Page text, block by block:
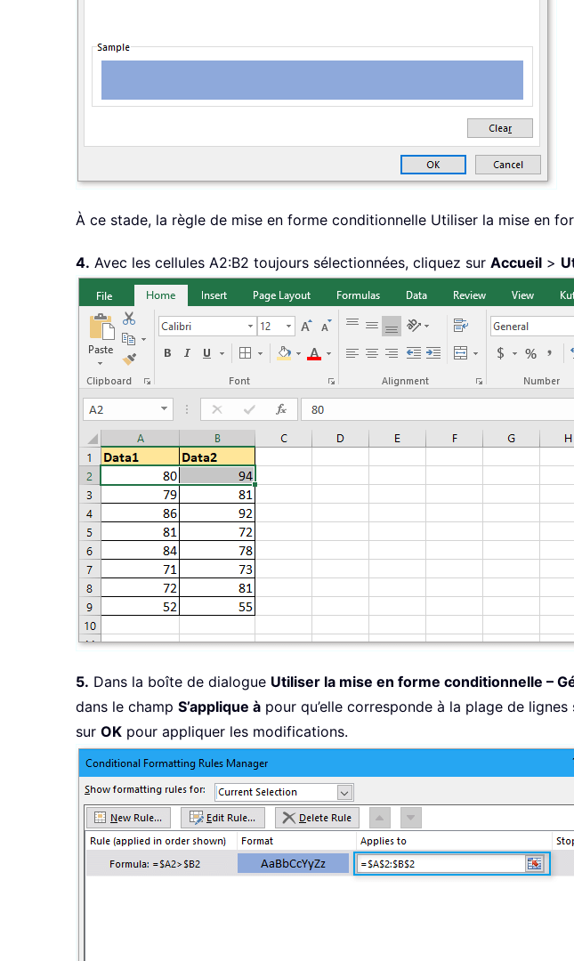
À ce stade, la règle de mise en forme conditionnelle Utiliser la mise en
4. Avec les cellules A2:B2 toujours sélectionnées, cliquez sur Accueil >
5. Dans la boîte de dialogue Utiliser la mise en forme conditionnelle –
dans le champ S’applique à pour qu’elle corresponde à la plage de
sur OK pour appliquer les modifications.